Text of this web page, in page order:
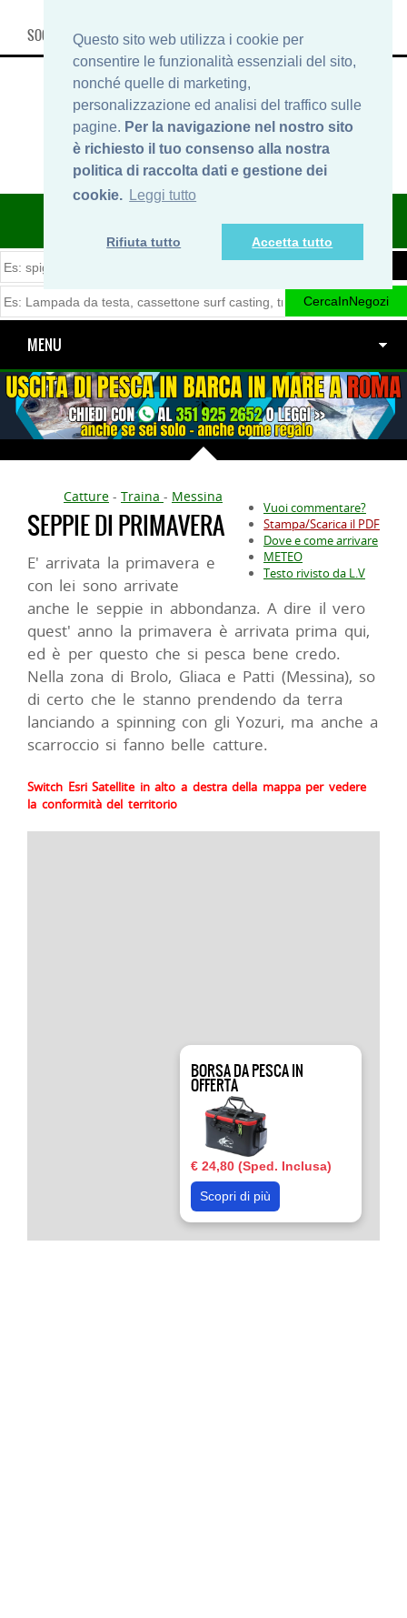
Questo sito web utilizza i cookie per
consentire le funzionalità essenziali del sito,
nonché quelle di marketing,
personalizzazione ed analisi del traffico sulle
pagine. Per la navigazione nel nostro sito
è richiesto il tuo consenso alla nostra
politica di raccolta dati e gestione dei
cookie. Leggi tutto
Rifiuta tutto Accetta tutto
SOCIAL, INFO & SHOP
ITINERARIDIPESCA.IT
MENU
Catture - Traina - Messina
Vuoi commentare?
Stampa/Scarica il PDF
Dove e come arrivare
METEO
Testo rivisto da L.V
SEPPIE DI PRIMAVERA
E' arrivata la primavera e
con lei sono arrivate
anche le seppie in abbondanza. A dire il vero
quest' anno la primavera è arrivata prima qui,
ed è per questo che si pesca bene credo.
Nella zona di Brolo, Gliaca e Patti (Messina), so
di certo che le stanno prendendo da terra
lanciando a spinning con gli Yozuri, ma anche a
scarroccio si fanno belle catture.
Switch Esri Satellite in alto a destra della mappa per vedere
la conformità del territorio
BORSA DA PESCA IN
OFFERTA
€ 24,80 (Sped. Inclusa)
Scopri di più